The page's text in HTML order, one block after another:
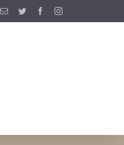
EmailTwitter FacebookInstagram